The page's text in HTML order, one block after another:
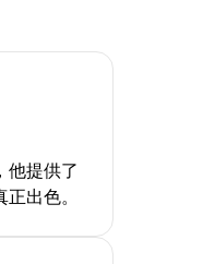
他提供了
出色。